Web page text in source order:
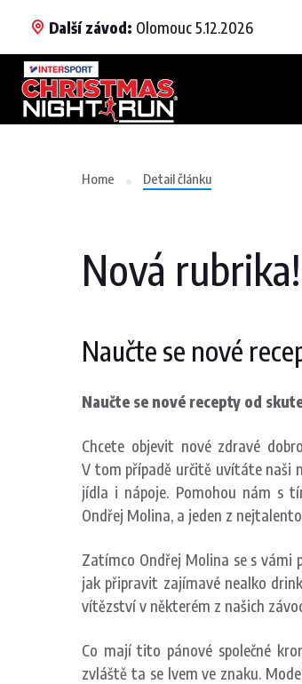
Další závod: Olomouc 5.12.2026
Home Detail článku
Nová
Naučte se nové
Naučte se nové recepty od
Chcete objevit nové zdravé
V tom případě určitě uvítáte naši
jídla i nápoje. Pomohou nám s
Ondřej Molina, a jeden z
Zatímco Ondřej Molina se s vámi
jak připravit zajímavé nealko
vítězství v některém z našich
Co mají tito pánové společné
zvláště ta se lvem ve znaku.